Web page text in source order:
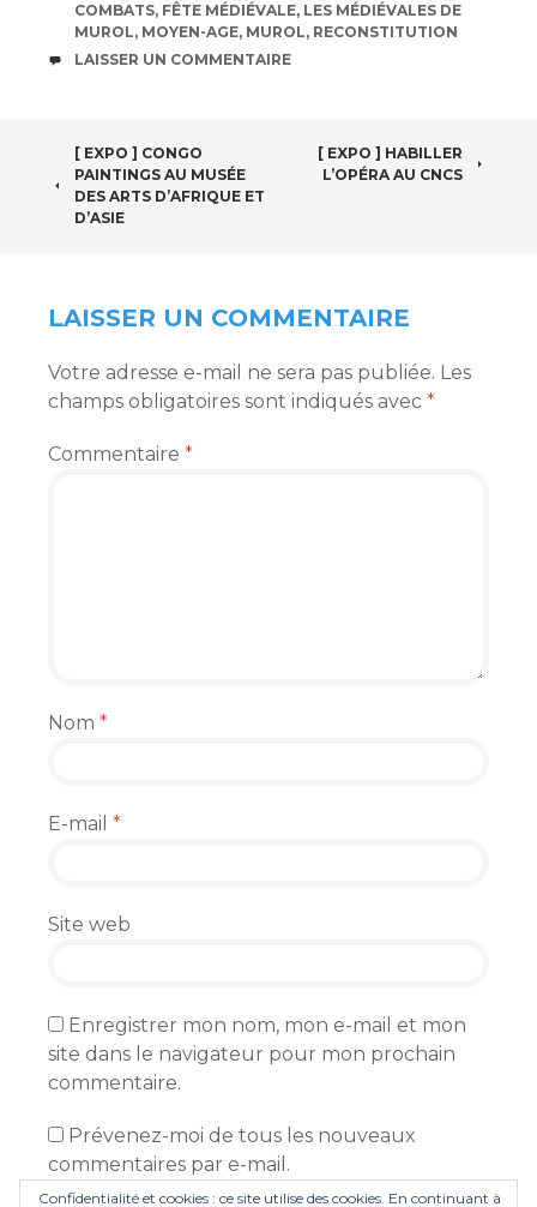
COMBATS, FÊTE MÉDIÉVALE, LES MÉDIÉVALES DE
MUROL, MOYEN-AGE, MUROL, RECONSTITUTION
COMMENTAIRES
LAISSER UN COMMENTAIRE
NAVIGATION
DES
[ EXPO ] CONGO
PAINTINGS AU MUSÉE
DES ARTS D’AFRIQUE ET
D’ASIE
[ EXPO ] HABILLER
L’OPÉRA AU CNCS
LAISSER UN COMMENTAIRE
Votre adresse e-mail ne sera pas publiée. Les
champs obligatoires sont indiqués avec *
Commentaire *
Nom *
E-mail *
Site web
Enregistrer mon nom, mon e-mail et mon
site dans le navigateur pour mon prochain
commentaire.
Prévenez-moi de tous les nouveaux
commentaires par e-mail.
Confidentialité et cookies : ce site utilise des cookies. En continuant à